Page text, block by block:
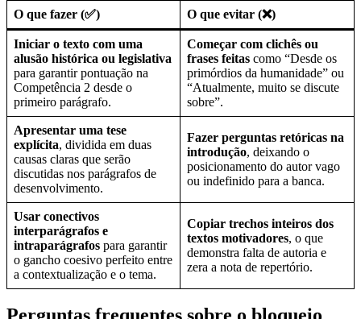
O que fazer (✅) O que evitar (❌)
Iniciar o texto com uma
alusão histórica ou legislativa
para garantir pontuação na
Competência 2 desde o
primeiro parágrafo.
Começar com clichês ou
frases feitas como “Desde os
primórdios da humanidade” ou
“Atualmente, muito se discute
sobre”.
Apresentar uma tese
explícita, dividida em duas
causas claras que serão
discutidas nos parágrafos de
desenvolvimento.
Fazer perguntas retóricas na
introdução, deixando o
posicionamento do autor vago
ou indefinido para a banca.
Usar conectivos
interparágrafos e
intraparágrafos para garantir
o gancho coesivo perfeito entre
a contextualização e o tema.
Copiar trechos inteiros dos
textos motivadores, o que
demonstra falta de autoria e
zera a nota de repertório.